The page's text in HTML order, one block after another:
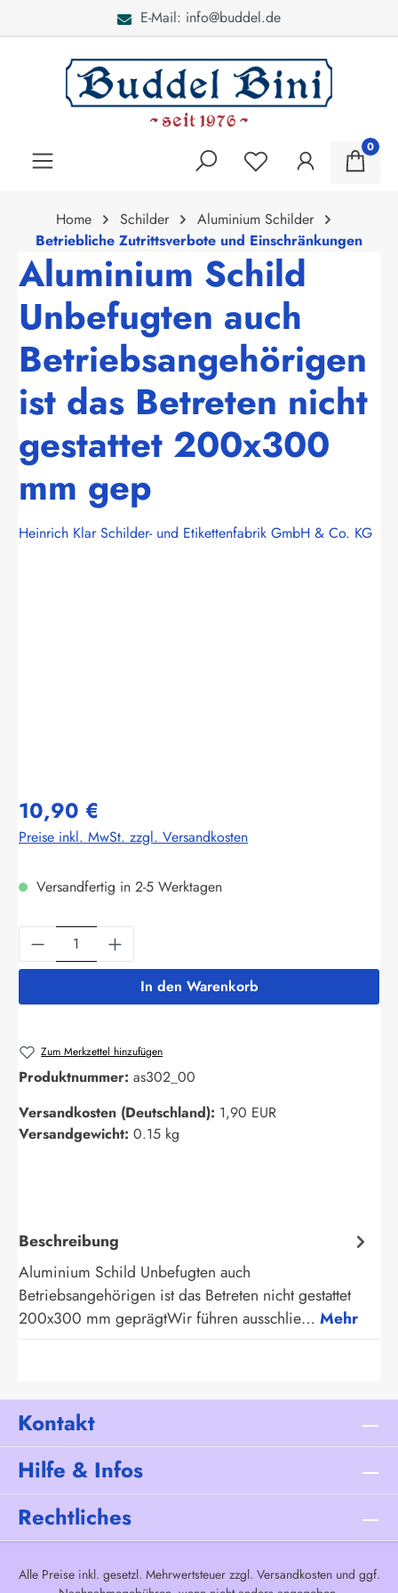
E-Mail: info@buddel.de
0
Home Schilder
Aluminium Schilder
Betriebliche Zutrittsverbote und Einschränkungen
Aluminium Schild
Unbefugten auch
Betriebsangehörigen
ist das Betreten nicht
gestattet 200x300
mm gep
Heinrich Klar Schilder- und Etikettenfabrik GmbH & Co. KG
10,90 €
Preise inkl. MwSt. zzgl. Versandkosten
Versandfertig in 2-5 Werktagen
Produkt Anzahl: Gib den gewünschten
In den Warenkorb
Zum Merkzettel hinzufügen
Produktnummer: as302_00
Versandkosten (Deutschland): 1,90 EUR
Versandgewicht: 0.15 kg
Beschreibung
Aluminium Schild Unbefugten auch
Betriebsangehörigen ist das Betreten nicht gestattet
200x300 mm geprägtWir führen ausschlie… Mehr
Kontakt
Hilfe & Infos
Rechtliches
Alle Preise inkl. gesetzl. Mehrwertsteuer zzgl. Versandkostenund ggf.